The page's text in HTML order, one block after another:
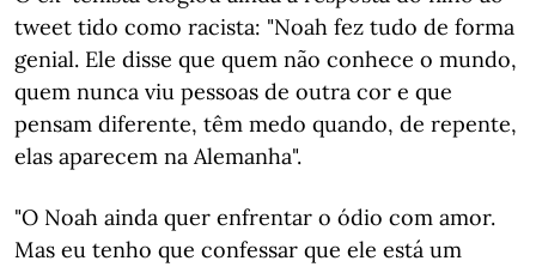
tweet tido como racista: "Noah fez tudo de forma
genial. Ele disse que quem não conhece o mundo,
quem nunca viu pessoas de outra cor e que
pensam diferente, têm medo quando, de repente,
elas aparecem na Alemanha".
"O Noah ainda quer enfrentar o ódio com amor.
Mas eu tenho que confessar que ele está um